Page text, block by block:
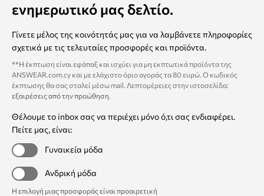
ενημερωτικό μας δελτίο.
Γίνετε μέλος της κοινότητάς μας για να λαμβάνετε πληροφορίες
σχετικά με τις τελευταίες προσφορές και προϊόντα.
**Η έκπτωση είναι εφάπαξ και ισχύει για μη εκπτωτικά προϊόντα της
ANSWEAR.com.cy και με ελάχιστο όριο αγοράς τα 80 ευρώ. Ο κωδικός
έκπτωσης θα σας σταλεί μέσω mail. Λεπτομέρειες στην ιστοσελίδα:
εξαιρέσεις από την προώθηση.
Θέλουμε το inbox σας να περιέχει μόνο ό,τι σας ενδιαφέρει.
Πείτε μας, είναι:
Γυναικεία μόδα
Ανδρική μόδα
Η επιλογή μιας προσφοράς είναι προαιρετική